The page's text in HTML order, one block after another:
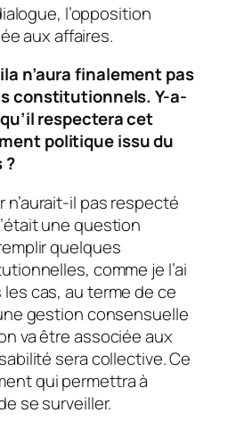
l’opposition
aux affaires.
n’aura finalement pas
constitutionnels. Y-a-
respectera cet
politique issu du
?
n’aurait-il pas respecté
une question
quelques
comme je l’ai
cas, au terme de ce
gestion consensuelle
va être associée aux
sera collective. Ce
qui permettra à
se surveiller.